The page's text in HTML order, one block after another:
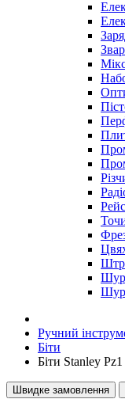
Ручний
Біти
Біти Stanley
Швидке замовлення